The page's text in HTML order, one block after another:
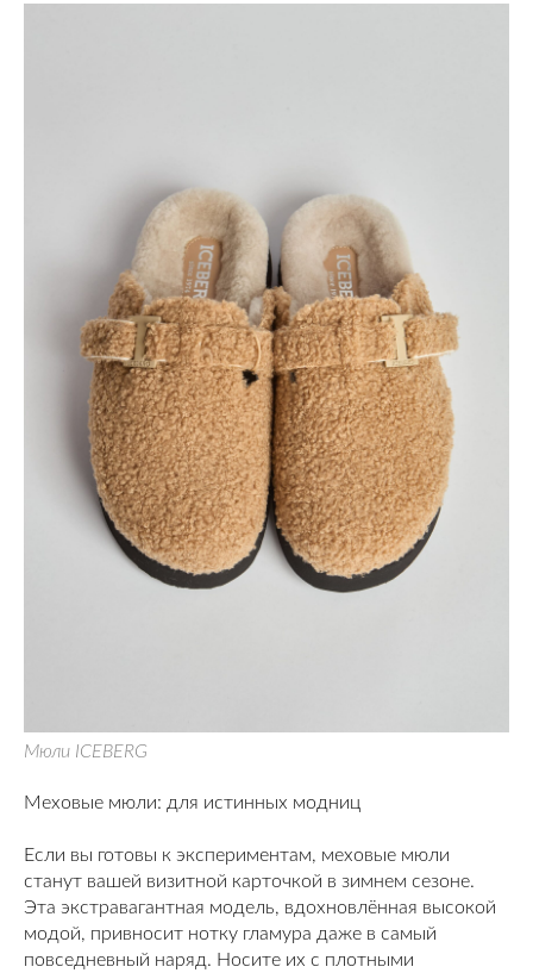
Мюли ICEBERG
Меховые мюли: для истинных модниц
Если вы готовы к экспериментам, меховые мюли
станут вашей визитной карточкой в зимнем сезоне.
Эта экстравагантная модель, вдохновлённая высокой
модой, привносит нотку гламура даже в самый
повседневный наряд. Носите их с плотными